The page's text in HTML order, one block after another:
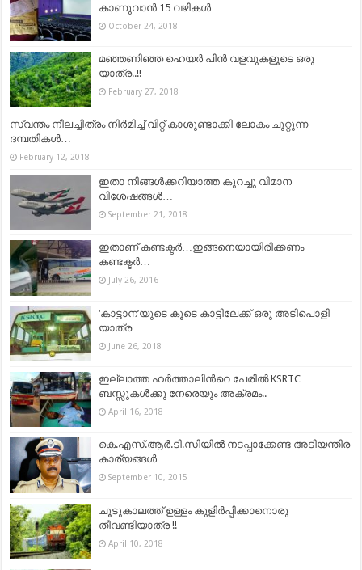
കാണുവാൻ 15 വഴികൾ
October 24, 2018
മഞ്ഞണിഞ്ഞ ഹെയർ പിൻ വളവുകളൂടെ ഒരു
യാത്ര..!!
February 27, 2018
സ്വന്തം നീലച്ചിത്രം നിര്‍മിച്ച് വിറ്റ് കാശുണ്ടാക്കി ലോകം ചുറ്റുന്ന
ദമ്പതികള്‍…
February 12, 2018
ഇതാ നിങ്ങൾക്കറിയാത്ത കുറച്ചു വിമാന
വിശേഷങ്ങൾ…
September 21, 2018
ഇതാണ് കണ്ടക്ടര്‍…ഇങ്ങനെയായിരിക്കണം
കണ്ടക്ടര്‍…
July 26, 2016
‘കാട്ടാന’യുടെ കൂടെ കാട്ടിലേക്ക് ഒരു അടിപൊളി
യാത്ര…
June 26, 2018
ഇല്ലാത്ത ഹര്‍ത്താലിന്‍റെ പേരില്‍ KSRTC
ബസ്സുകള്‍ക്കു നേരെയും അക്രമം..
April 16, 2018
കെ.എസ്.ആർ.ടി.സിയിൽ നടപ്പാക്കേണ്ട അടിയന്തിര
കാര്യങ്ങൾ
September 10, 2015
ചൂടുകാലത്ത് ഉള്ളം കുളിര്‍പ്പിക്കാനൊരു
തീവണ്ടിയാത്ര !!
April 10, 2018